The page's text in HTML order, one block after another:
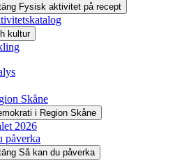
Fysisk aktivitet på recept
kultur
Skåne
i Region Skåne
2026
påverka
Så kan du påverka